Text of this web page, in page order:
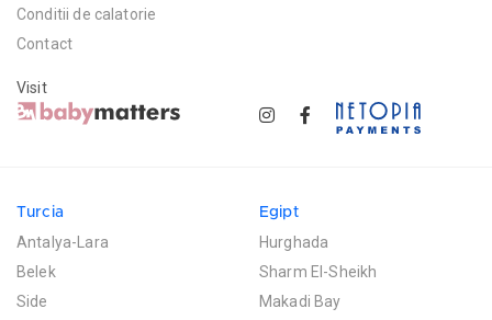
Conditii de calatorie
Contact
Visit
Turcia
Antalya-Lara
Belek
Side
Egipt
Hurghada
Sharm El-Sheikh
Makadi Bay